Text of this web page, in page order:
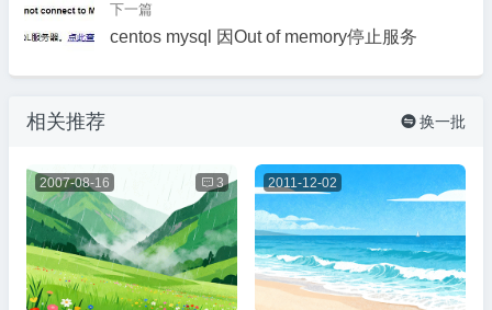
下一篇
centos mysql 因Out of memory停止服务
相关推荐  换一批
2007-08-16  3 2011-12-02